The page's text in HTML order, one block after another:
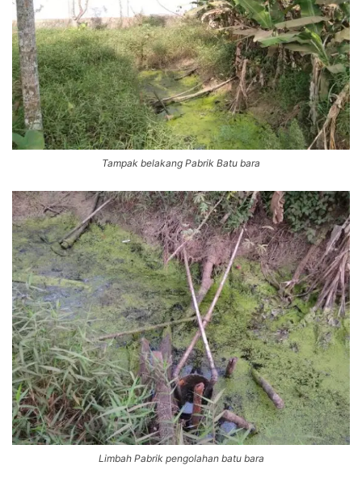
Tampak belakang Pabrik Batu bara
Limbah Pabrik pengolahan batu bara